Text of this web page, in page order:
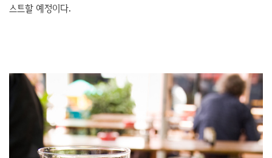
스트할 예정이다.